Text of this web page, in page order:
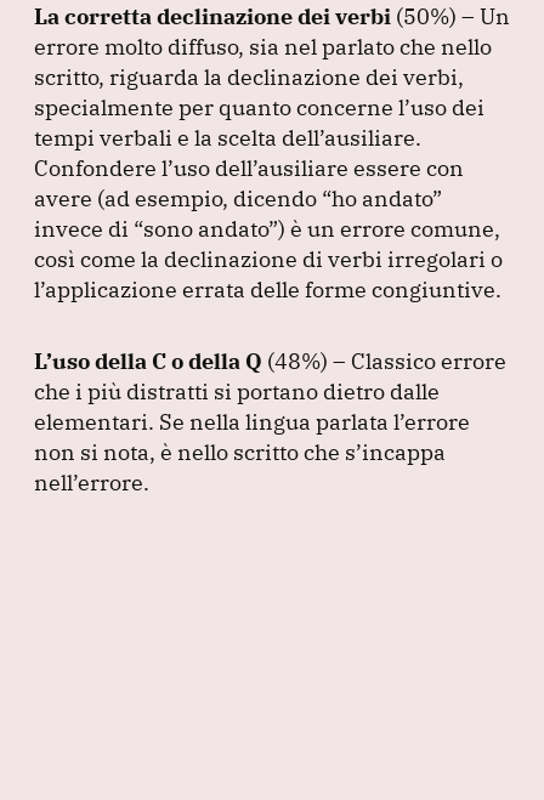
La corretta declinazione dei verbi (50%) – Un
errore molto diffuso, sia nel parlato che nello
scritto, riguarda la declinazione dei verbi,
specialmente per quanto concerne l’uso dei
tempi verbali e la scelta dell’ausiliare.
Confondere l’uso dell’ausiliare essere con
avere (ad esempio, dicendo “ho andato”
invece di “sono andato”) è un errore comune,
così come la declinazione di verbi irregolari o
l’applicazione errata delle forme congiuntive.
L’uso della C o della Q (48%) – Classico errore
che i più distratti si portano dietro dalle
elementari. Se nella lingua parlata l’errore
non si nota, è nello scritto che s’incappa
nell’errore.